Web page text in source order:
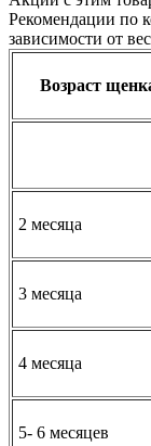
Рекомендации по
зависимости от
Возраст
2 месяца
3 месяца
4 месяца
5- 6 месяцев